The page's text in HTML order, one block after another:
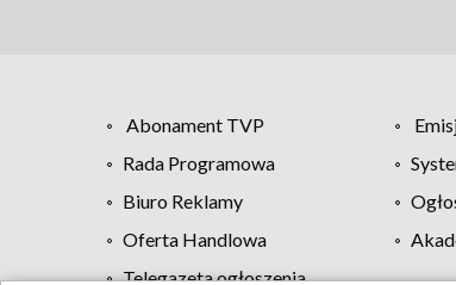
Abonament TVP
Rada Programowa
Biuro Reklamy
Oferta Handlowa
Telegazeta ogłoszenia